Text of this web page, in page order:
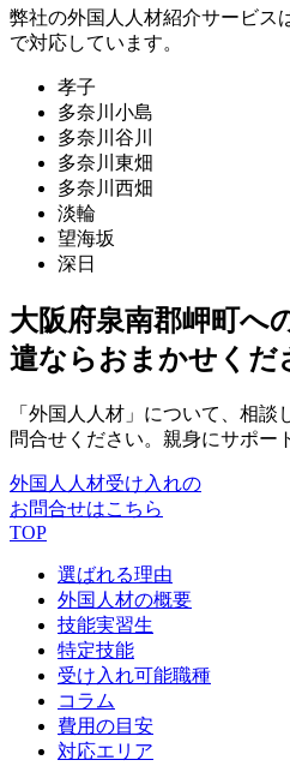
弊社の外国人人材紹介サービス
で対応しています。
孝子
多奈川小島
多奈川谷川
多奈川東畑
多奈川西畑
淡輪
望海坂
深日
大阪府泉南郡岬町へ
遣ならおまかせくだ
「外国人人材」について、相
問合せください。親身にサポー
外国人人材受け入れの
お問合せはこちら
TOP
選ばれる理由
外国人材の概要
技能実習生
特定技能
受け入れ可能職種
コラム
費用の目安
対応エリア